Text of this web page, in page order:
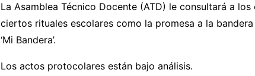
La Asamblea Técnico Docente (ATD) le consultará a
ciertos rituales escolares como la promesa a la
‘Mi Bandera’.
Los actos protocolares están bajo análisis.